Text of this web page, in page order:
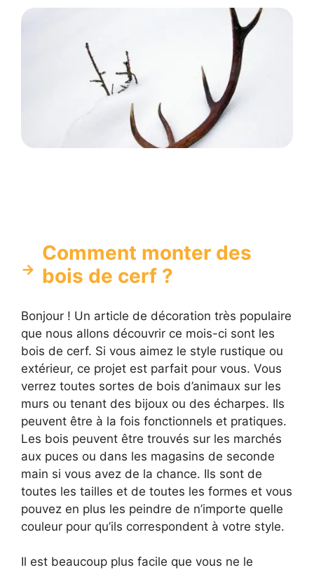
Comment monter des
bois de cerf ?
Bonjour ! Un article de décoration très populaire
que nous allons découvrir ce mois-ci sont les
bois de cerf. Si vous aimez le style rustique ou
extérieur, ce projet est parfait pour vous. Vous
verrez toutes sortes de bois d’animaux sur les
murs ou tenant des bijoux ou des écharpes. Ils
peuvent être à la fois fonctionnels et pratiques.
Les bois peuvent être trouvés sur les marchés
aux puces ou dans les magasins de seconde
main si vous avez de la chance. Ils sont de
toutes les tailles et de toutes les formes et vous
pouvez en plus les peindre de n’importe quelle
couleur pour qu’ils correspondent à votre style.
Il est beaucoup plus facile que vous ne le